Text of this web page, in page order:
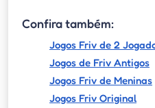
Confira também:
Jogos Friv de 2
Jogos de Friv Antigos
Jogos Friv de Meninas
Jogos Friv Original